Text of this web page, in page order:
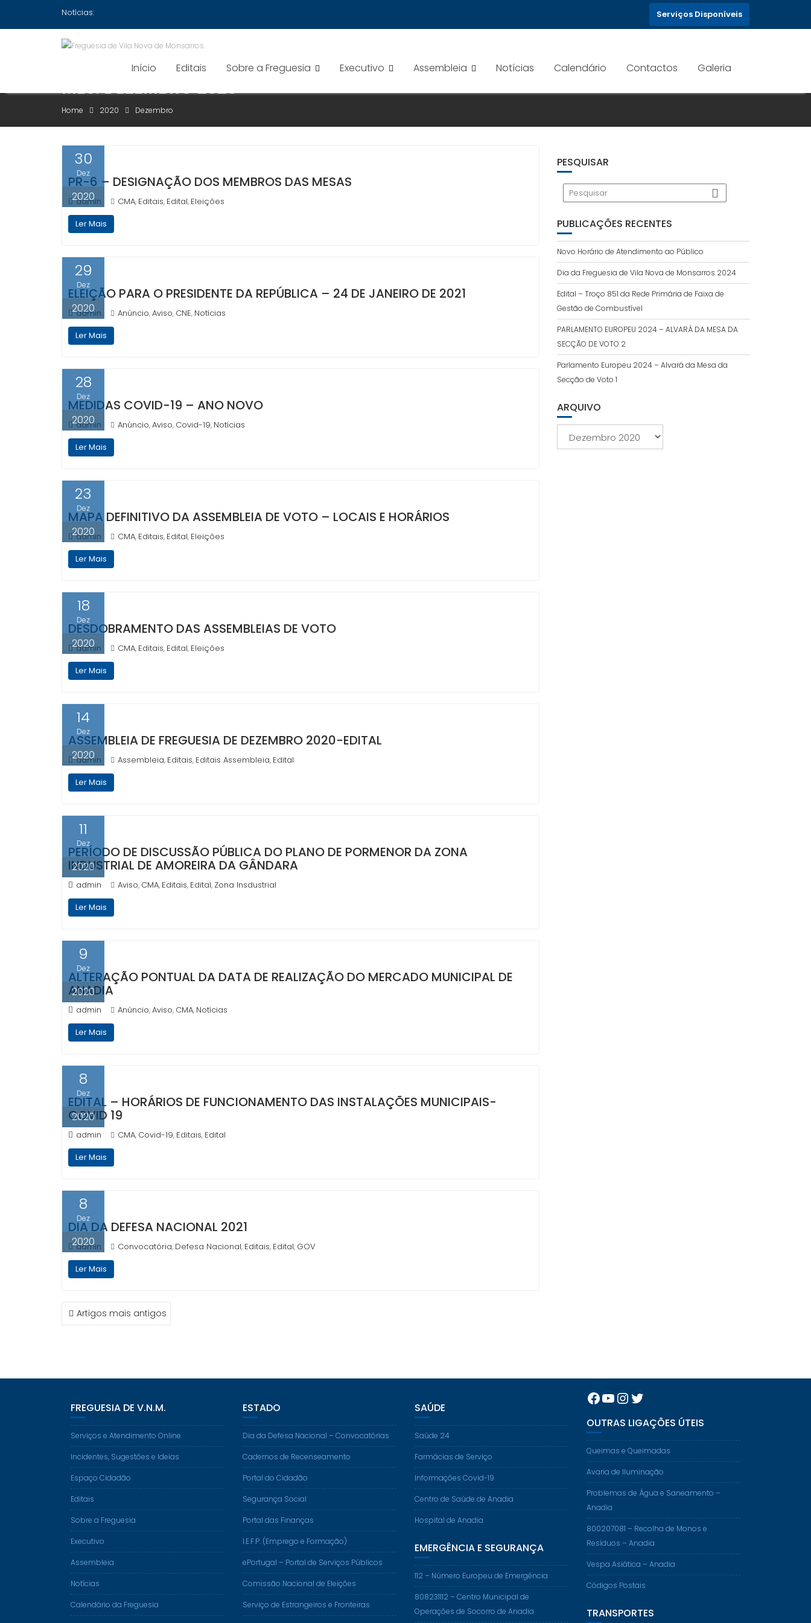
Notícias: Serviços Disponíveis
Início Editais Sobre a Freguesia Executivo Assembleia Notícias Calendário Contactos Galeria
MÊS:DEZEMBRO 2020
Home 2020 Dezembro
30
Dez
2020
PR-6 – DESIGNAÇÃO DOS MEMBROS DAS MESAS
admin CMA, Editais, Edital, Eleições
Ler Mais
29
Dez
2020
ELEIÇÃO PARA O PRESIDENTE DA REPÚBLICA – 24 DE JANEIRO DE 2021
admin Anúncio,Aviso, CNE, Notícias
Ler Mais
28
Dez
2020
MEDIDAS COVID-19 – ANO NOVO
admin Anúncio,Aviso, Covid-19, Notícias
Ler Mais
23
Dez
2020
MAPA DEFINITIVO DA ASSEMBLEIA DE VOTO – LOCAIS E HORÁRIOS
admin CMA, Editais, Edital, Eleições
Ler Mais
18
Dez
2020
DESDOBRAMENTO DAS ASSEMBLEIAS DE VOTO
admin CMA, Editais, Edital, Eleições
Ler Mais
14
Dez
2020
ASSEMBLEIA DE FREGUESIA DE DEZEMBRO 2020-EDITAL
admin Assembleia, Editais, Editais Assembleia, Edital
Ler Mais
11
Dez
2020
PERÍODO DE DISCUSSÃO PÚBLICA DO PLANO DE PORMENOR DA ZONA
INDUSTRIAL DE AMOREIRA DA GÂNDARA
admin Aviso, CMA, Editais, Edital, Zona Insdustrial
Ler Mais
9
Dez
2020
ALTERAÇÃO PONTUAL DA DATA DE REALIZAÇÃO DO MERCADO MUNICIPAL DE
ANADIA
admin Anúncio,Aviso, CMA, Notícias
Ler Mais
8
Dez
2020
EDITAL – HORÁRIOS DE FUNCIONAMENTO DAS INSTALAÇÕES MUNICIPAIS-
COVID 19
admin CMA, Covid-19, Editais, Edital
Ler Mais
8
Dez
2020
DIA DA DEFESA NACIONAL 2021
admin Convocatória, Defesa Nacional, Editais, Edital, GOV
Ler Mais
NAVEGAÇÃO
DEArtigos mais antigos
PESQUISAR
PUBLICAÇÕES RECENTES
Novo Horário de Atendimento ao Público
Dia da Freguesia de Vila Nova de Monsarros 2024
Edital – Troço 851 da Rede Primária de Faixa de
Gestão de Combustível
PARLAMENTO EUROPEU 2024 – ALVARÁ DA MESA DA
SECÇÃO DE VOTO 2
Parlamento Europeu 2024 – Alvará da Mesa da
Secção de Voto 1
ARQUIVO
FREGUESIA DE V.N.M.
Serviços e Atendimento Online
Incidentes, Sugestões e Ideias
Espaço Cidadão
Editais
Sobre a Freguesia
Executivo
Assembleia
Notícias
Calendário da Freguesia
ESTADO
Dia da Defesa Nacional – Convocatórias
Cadernos de Recenseamento
Portal do Cidadão
Segurança Social
Portal das Finanças
I.E.F.P. (Emprego e Formação)
ePortugal – Portal de Serviços Públicos
Comissão Nacional de Eleições
Serviço de Estrangeiros e Fronteiras
SAÚDE
Saúde 24
Farmácias de Serviço
Informações Covid-19
Centro de Saúde de Anadia
Hospital de Anadia
EMERGÊNCIA E SEGURANÇA
112 – Número Europeu de Emergência
808231112 – Centro Municipal de
Operações de Socorro de Anadia
Facebook
YouTube
Instagram
Twitter
OUTRAS LIGAÇÕES ÚTEIS
Queimas e Queimadas
Avaria de Iluminação
Problemas de Água e Saneamento –
Anadia
800207081 – Recolha de Monos e
Resíduos – Anadia
Vespa Asiática – Anadia
Códigos Postais
TRANSPORTES